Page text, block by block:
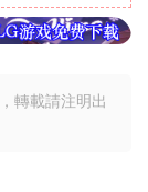
，轉載請注明出